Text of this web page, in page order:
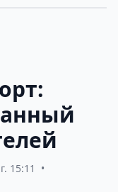
15:11
•